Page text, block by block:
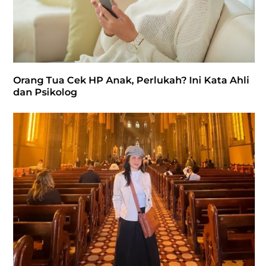
Orang Tua Cek HP Anak, Perlukah? Ini Kata Ahli
dan Psikolog